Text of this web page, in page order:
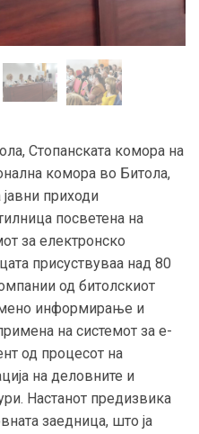
Стопанската комора на
комора во Битола,
приходи
посветена на
за електронско
присуствуваа над 80
од битолскиот
информирање и
на системот за е-
од процесот на
на деловните и
Настанот предизвика
заедница, што ја